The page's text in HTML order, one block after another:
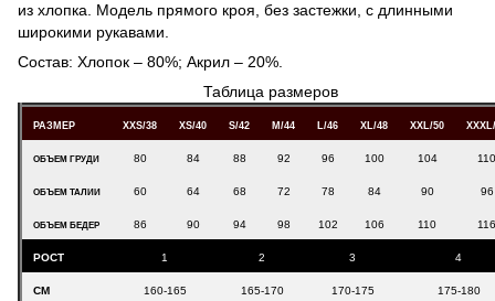
из хлопка. Модель прямого кроя, без застежки, с длинными
широкими рукавами.
Состав: Хлопок – 80%; Акрил – 20%.
Таблица размеров
РАЗМЕР XXS/38 XS/40 S/42 M/44 L/46 XL/48 XXL/50
ОБЪЕМ ГРУДИ 80 84 88 92 96 100 104 110
ОБЪЕМ ТАЛИИ 60 64 68 72 78 84 90 96
ОБЪЕМ БЕДЕР 86 90 94 98 102 106 110 116
РОСТ 1 2 3 4
СМ 160-165 165-170 170-175 175-180